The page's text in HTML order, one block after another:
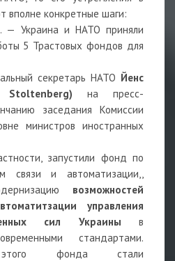
вполне конкретные шаги:
— Украина и НАТО приняли
5 Трастовых фондов для
секретарь НАТО Йенс
Stoltenberg) на пресс-
заседания Комиссии
министров иностранных
запустили фонд по
связи и автоматизации,,
возможностей
управления
сил Украины в
стандартами.
этого фонда стали